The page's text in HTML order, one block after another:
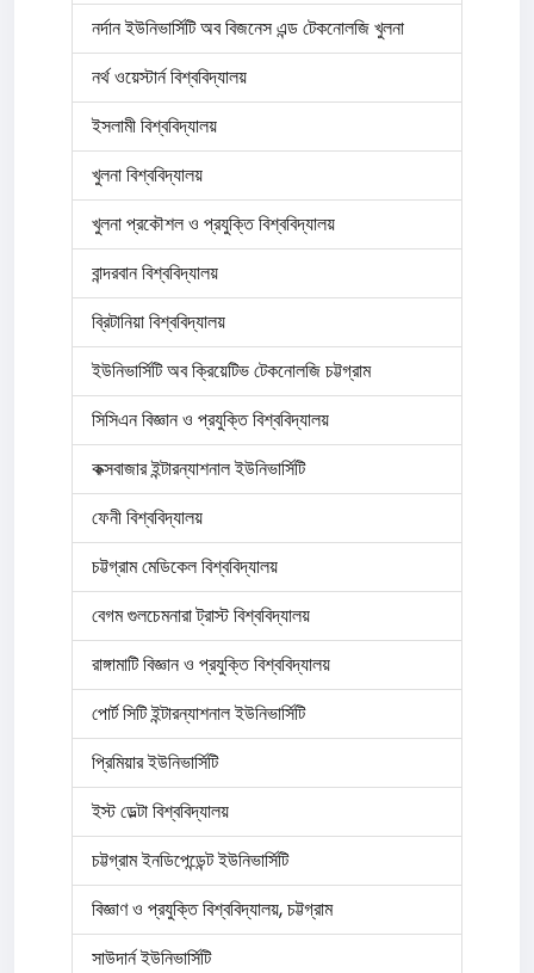
নর্দান ইউনিভার্সিটি অব বিজনেস এন্ড টেকনোলজি খুলনা
নর্থ ওয়েস্টার্ন বিশ্ববিদ্যালয়
ইসলামী বিশ্ববিদ্যালয়
খুলনা বিশ্ববিদ্যালয়
খুলনা প্রকৌশল ও প্রযুক্তি বিশ্ববিদ্যালয়
বান্দরবান বিশ্ববিদ্যালয়
ব্রিটানিয়া বিশ্ববিদ্যালয়
ইউনিভার্সিটি অব ক্রিয়েটিভ টেকনোলজি চট্টগ্রাম
সিসিএন বিজ্ঞান ও প্রযুক্তি বিশ্ববিদ্যালয়
কক্সবাজার ইন্টারন্যাশনাল ইউনিভার্সিটি
ফেনী বিশ্ববিদ্যালয়
চট্টগ্রাম মেডিকেল বিশ্ববিদ্যালয়
বেগম গুলচেমনারা ট্রাস্ট বিশ্ববিদ্যালয়
রাঙ্গামাটি বিজ্ঞান ও প্রযুক্তি বিশ্ববিদ্যালয়
পোর্ট সিটি ইন্টারন্যাশনাল ইউনিভার্সিটি
প্রিমিয়ার ইউনিভার্সিটি
ইস্ট ডেল্টা বিশ্ববিদ্যালয়
চট্টগ্রাম ইনডিপেন্ডেন্ট ইউনিভার্সিটি
বিজ্ঞাণ ও প্রযুক্তি বিশ্ববিদ্যালয়, চট্টগ্রাম
সাউদার্ন ইউনিভার্সিটি